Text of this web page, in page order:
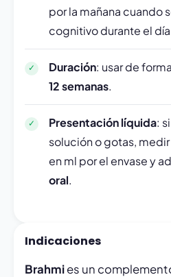
por la mañana cuando
cognitivo durante el
Duración: usar de
12 semanas.
Presentación líquida:
solución o gotas,
en ml por el envase y
oral.
Indicaciones
Brahmies un